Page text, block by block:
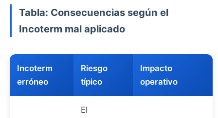
Tabla: Consecuencias según el
Incoterm mal aplicado
Incoterm
erróneo
Riesgo
típico
Impacto
operativo
El